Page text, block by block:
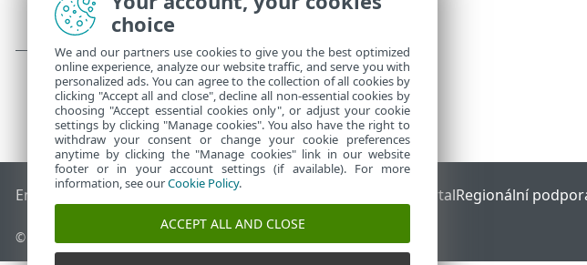
End of Life ESET Databáze znalostí ESET Status PortalRegionální
© 1992 - 2026 ESET, spol. s r.o. - Všechna práva vyhrazena.
choice
We and our partners use cookies to give you the best optimized
online experience, analyze our website traffic, and serve you with
personalized ads. You can agree to the collection of all cookies by
clicking "Accept all and close", decline all non-essential cookies by
choosing "Accept essential cookies only", or adjust your cookie
settings by clicking "Manage cookies". You also have the right to
withdraw your consent or change your cookie preferences
anytime by clicking the "Manage cookies" link in our website
footer or in your account settings (if available). For more
information, see ourCookie Policy.
ACCEPT ALL AND CLOSE